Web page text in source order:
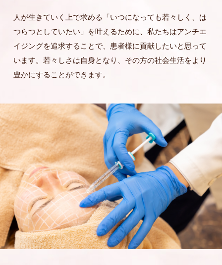
人が生きていく上で求める「いつになっても若々しく、は
つらつとしていたい」を叶えるために、私たちはアンチエ
イジングを追求することで、患者様に貢献したいと思って
います。若々しさは自身となり、その方の社会生活をより
豊かにすることができます。